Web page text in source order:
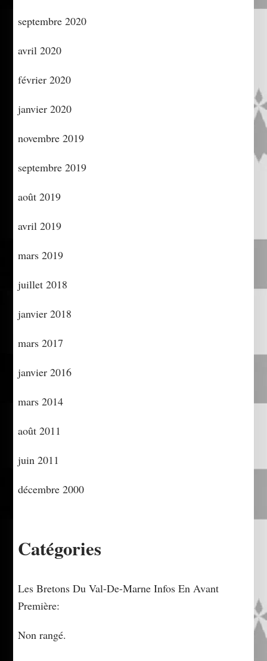
septembre 2020
avril 2020
février 2020
janvier 2020
novembre 2019
septembre 2019
août 2019
avril 2019
mars 2019
juillet 2018
janvier 2018
mars 2017
janvier 2016
mars 2014
août 2011
juin 2011
décembre 2000
Catégories
Les Bretons Du Val-De-Marne Infos En Avant
Première:
Non rangé.